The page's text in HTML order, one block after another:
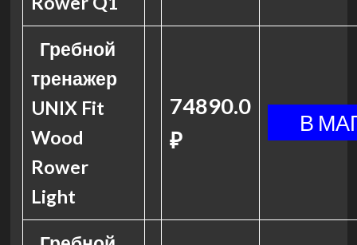
Гребной
тренажер
UNIX Fit
Wood
Rower
Light
74890.0
₽